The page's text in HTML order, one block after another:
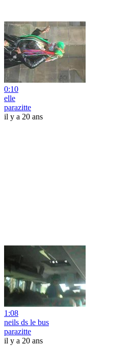
0:10
elle
parazitte
il y a 20 ans
1:08
neils ds le bus
parazitte
il y a 20 ans